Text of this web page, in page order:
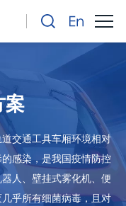
案
交通工具车厢环境相对
感染，是我国疫情防控
人、壁挂式雾化机、便
乎所有细菌病毒，且对